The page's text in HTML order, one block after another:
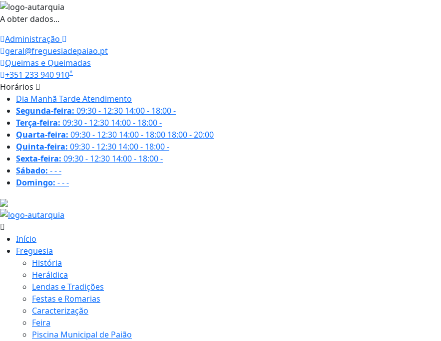
A obter dados...
Administração
geral@freguesiadepaiao.pt
Queimas e Queimadas
+351 233 940 910*
Horários
Dia Manhã TardeAtendimento
Segunda-feira: 09:30 - 12:30 14:00 - 18:00-
Terça-feira: 09:30 - 12:30 14:00 - 18:00-
Quarta-feira: 09:30 - 12:30 14:00 - 18:00 18:00 - 20:00
Quinta-feira: 09:30 - 12:30 14:00 - 18:00-
Sexta-feira: 09:30 - 12:30 14:00 - 18:00-
Sábado: ---
Domingo: ---
Início
Freguesia
História
Heráldica
Lendas e Tradições
Festas e Romarias
Caracterização
Feira
Piscina Municipal de Paião